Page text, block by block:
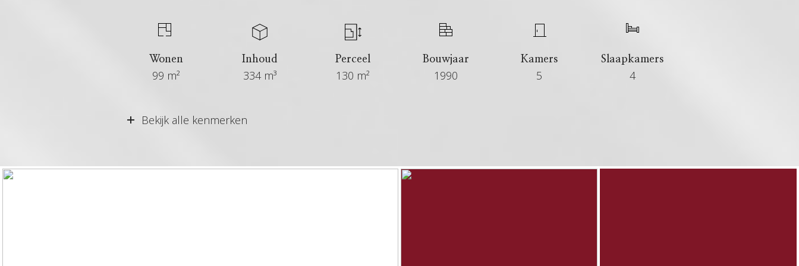
Wonen
99 m²
Inhoud
334 m³
Perceel
130 m²
Bouwjaar
1990
Kamers
5
Slaapkamers
4
Status
Verkocht
Bekijk alle kenmerken